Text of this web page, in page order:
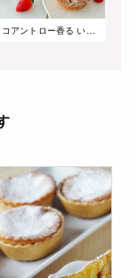
コアントロー香る いちごのクリームパイ